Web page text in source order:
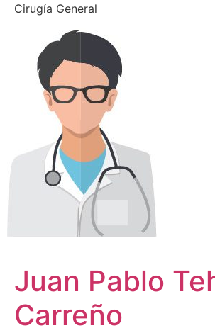
Cirugía General
Juan Pablo
Carreño